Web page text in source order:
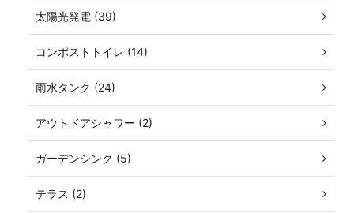
太陽光発電 (39)
コンポストトイレ (14)
雨水タンク (24)
アウトドアシャワー (2)
ガーデンシンク (5)
テラス (2)